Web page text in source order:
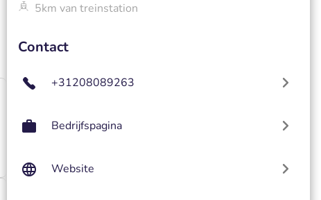
5km van treinstation
Contact
+31208089263
Bedrijfspagina
Website